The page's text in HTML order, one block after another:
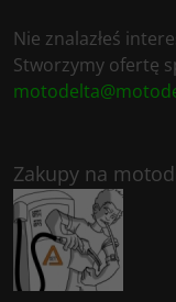
Nie znalazłeś
Stworzymy ofertę
Zakupy na